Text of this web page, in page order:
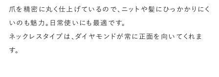
爪を精密に丸く仕上げているので、ニットや髪にひっかかりにく
いのも魅力。日常使いにも最適です。
ネックレスタイプは、ダイヤモンドが常に正面を向いてくれま
す。